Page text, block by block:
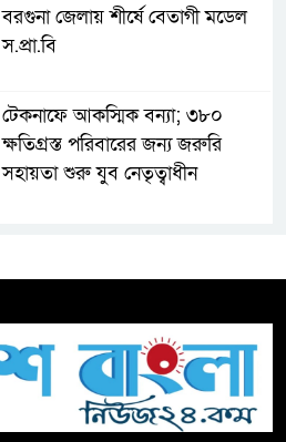
বরগুনা জেলায় শীর্ষে বেতাগী মডেল
স.প্রা.বি
টেকনাফে আকস্মিক বন্যা; ৩৮০
ক্ষতিগ্রস্ত পরিবারের জন্য জরুরি
সহায়তা শুরু যুব নেতৃত্বাধীন
টিকটকে অশালীন কনটেন্ট ও অনলাইন
হয়রানির অভিযোগে ব্রাহ্মণবাড়িয়ায়